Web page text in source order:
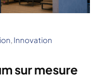
, Innovation
sur mesure